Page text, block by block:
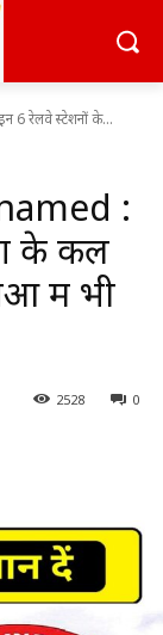
6 रेलवे स्टेशनों के...
:
के कल
में भी
0
2528